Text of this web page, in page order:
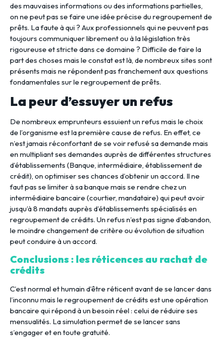
des mauvaises informations ou des informations partielles,
on ne peut pas se faire une idée précise du regroupement de
prêts. La faute à qui ? Aux professionnels qui ne peuvent pas
toujours communiquer librement ou à la législation très
rigoureuse et stricte dans ce domaine ? Difficile de faire la
part des choses mais le constat est là, de nombreux sites sont
présents mais ne répondent pas franchement aux questions
fondamentales sur le regroupement de prêts.
La peur d’essuyer un refus
De nombreux emprunteurs essuient un refus mais le choix
de l’organisme est la première cause de refus. En effet, ce
n’est jamais réconfortant de se voir refusé sa demande mais
en multipliant ses demandes auprès de différentes structures
d’établissements (Banque, intermédiaire, établissement de
crédit), on optimiser ses chances d’obtenir un accord. Il ne
faut pas se limiter à sa banque mais se rendre chez un
intermédiaire bancaire (courtier, mandataire) qui peut avoir
jusqu’à 8 mandats auprès d’établissements spécialisés en
regroupement de crédits. Un refus n’est pas signe d’abandon,
le moindre changement de critère ou évolution de situation
peut conduire à un accord.
Conclusions : les réticences au rachat de
crédits
C’est normal et humain d’être réticent avant de se lancer dans
l’inconnu mais le regroupement de crédits est une opération
bancaire qui répond à un besoin réel : celui de réduire ses
mensualités. La simulation permet de se lancer sans
s’engager et en toute gratuité.